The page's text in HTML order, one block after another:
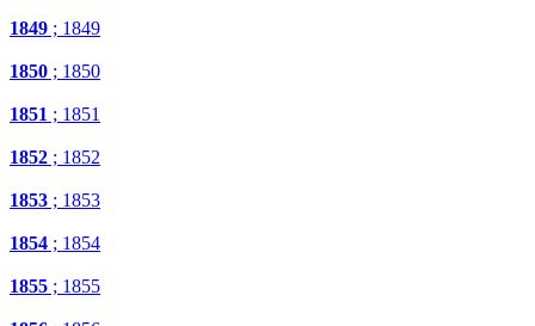
1849 ; 1849
1850 ; 1850
1851 ; 1851
1852 ; 1852
1853 ; 1853
1854 ; 1854
1855 ; 1855